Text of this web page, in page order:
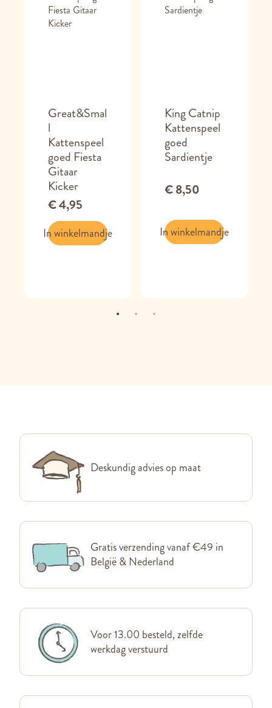
Great&Smal
l
Kattenspeel
goed Fiesta
Gitaar
Kicker
€ 4,95
In winkelmandje
King Catnip
Kattenspeel
goed
Sardientje
€ 8,50
In winkelmandje
Deskundig advies op maat
Gratis verzending vanaf €49 in
België & Nederland
Voor 13.00 besteld, zelfde
werkdag verstuurd